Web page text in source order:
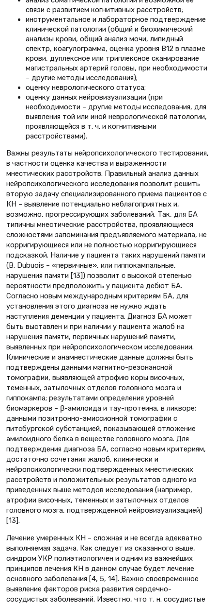
связи с развитием когнитивных расстройств;
инструментальное и лабораторное подтверждение
клинической патологии (общий и биохимический
анализы крови, общий анализ мочи, липидный
спектр, коагулограмма, оценка уровня В12 в плазме
крови, дуплексное или триплексное сканирование
магистральных артерий головы, при необходимости
– другие методы исследования);
оценку неврологического статуса;
оценку данных нейровизуализации (при
необходимости – другие методы исследования, для
выявления той или иной неврологической патологии,
проявляющейся в т. ч. и когнитивными
расстройствами).
Важны результаты нейропсихологического тестирования,
в частности оценка качества и выраженности
мнестических расстройств. Правильный анализ данных
нейропсихологического исследования позволит решить
вторую задачу специализированного приема пациентов с
КН – выявление потенциально неблагоприятных и,
возможно, прогрессирующих заболеваний. Так, для БА
типичны мнестические расстройства, проявляющиеся
сложностями запоминания предъявляемого материала, не
корригирующиеся или не полностью корригирующиеся
подсказкой. Наличие у пациента таких нарушений памяти
(B. Dubuois – «первичные», или гиппокампальные,
нарушения памяти [13]) позволит с высокой степенью
вероятности предположить у пациента дебют БА.
Согласно новым международным критериям БА, для
установления этого диагноза не нужно ждать
наступления деменции у пациента. Диагноз БА может
быть выставлен и при наличии у пациента жалоб на
нарушения памяти, первичных нарушений памяти,
выявленных при нейропсихологическом исследовании.
Клинические и анамнестические данные должны быть
подтверждены данными магнитно-резонансной
томографии, выявляющей атрофию коры височных,
теменных, затылочных отделов головного мозга и
гиппокампа; результатами определения уровней
биомаркеров – β-амилоида и тау-протеина, в ликворе;
данными позитронно-эмиссионной томографии с
питсбургской субстанцией, показывающей отложение
амилоидного белка в веществе головного мозга. Для
подтверждения диагноза БА, согласно новым критериям,
достаточно сочетания жалоб, клинически и
нейропсихологически подтвержденных мнестических
расстройств и положительных результатов одного из
приведенных выше методов исследования (например,
атрофии височных, теменных и затылочных отделов
головного мозга, подтвержденной нейровизуализацией)
[13].
Лечение умеренных КН – сложная и не всегда адекватно
выполняемая задача. Как следует из сказанного выше,
синдром УКР полиэтиологичен и одним из важнейших
принципов лечения КН в данном случае будет лечение
основного заболевания [4, 5, 14]. Важно своевременное
выявление факторов риска развития сердечно-
сосудистых заболеваний. Известно, что т. н. сосудистые